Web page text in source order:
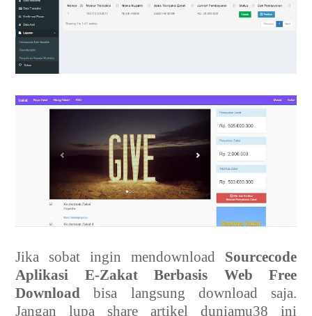
Jika sobat ingin mendownload Sourcecode
Aplikasi E-Zakat Berbasis Web Free
Download bisa langsung download saja.
Jangan lupa share artikel duniamu38 ini